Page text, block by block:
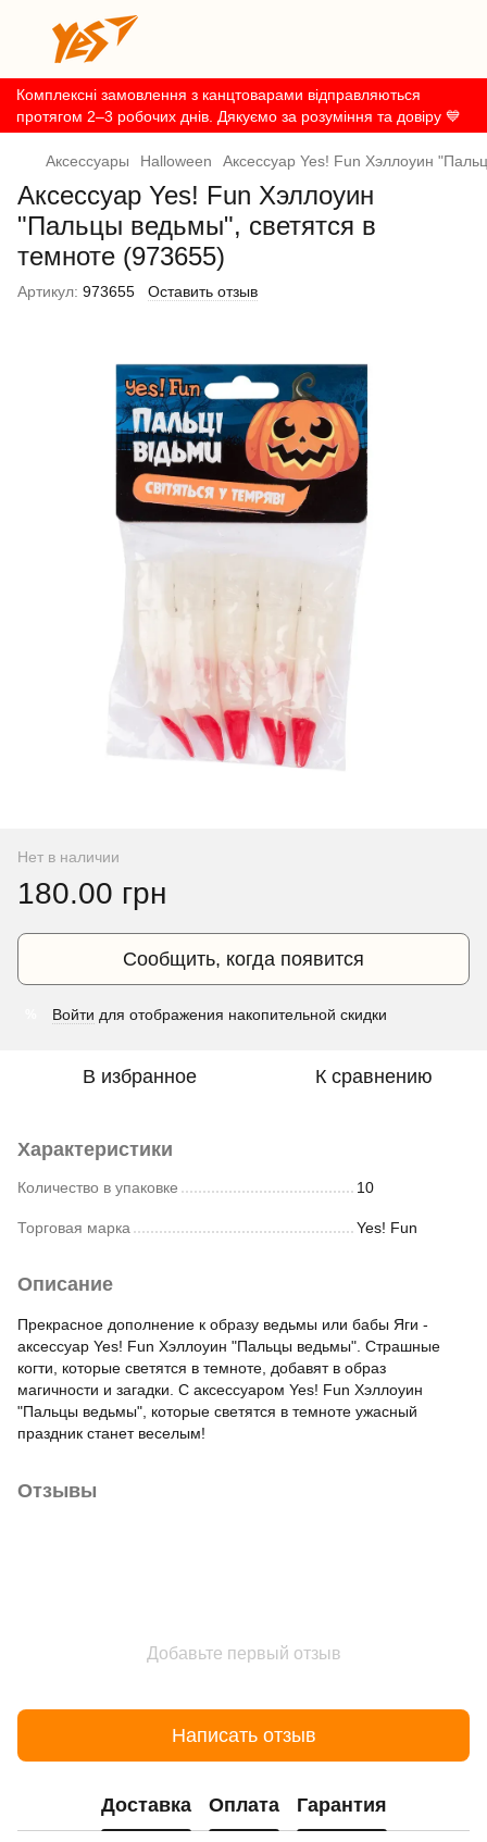
Комплексні замовлення з канцтоварами відправляються
протягом 2–3 робочих днів. Дякуємо за розуміння та довіру 💙
Аксессуары Halloween Аксессуар Yes! Fun Хэллоуин
Аксессуар Yes! Fun Хэллоуин
"Пальцы ведьмы", светятся в
темноте (973655)
Артикул: 973655 Оставить отзыв
Нет в наличии
180.00 грн
Сообщить, когда появится
Войти для отображения накопительной скидки
В избранное К сравнению
Характеристики
Количество в упаковке 10
Торговая марка Yes! Fun
Описание
Прекрасное дополнение к образу ведьмы или бабы Яги -
аксессуар Yes! Fun Хэллоуин "Пальцы ведьмы". Страшные
когти, которые светятся в темноте, добавят в образ
магичности и загадки. С аксессуаром Yes! Fun Хэллоуин
"Пальцы ведьмы", которые светятся в темноте ужасный
праздник станет веселым!
Отзывы
Добавьте первый отзыв
Написать отзыв
Доставка Оплата Гарантия